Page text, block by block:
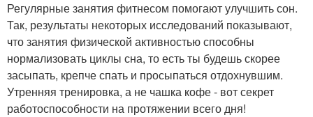
Регулярные занятия фитнесом помогают улучшить сон.
Так, результаты некоторых исследований показывают,
что занятия физической активностью способны
нормализовать циклы сна, то есть ты будешь скорее
засыпать, крепче спать и просыпаться отдохнувшим.
Утренняя тренировка, а не чашка кофе - вот секрет
работоспособности на протяжении всего дня!